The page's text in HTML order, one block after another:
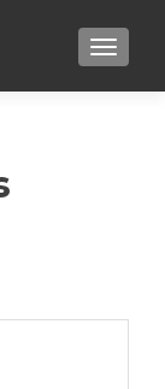
Toggle